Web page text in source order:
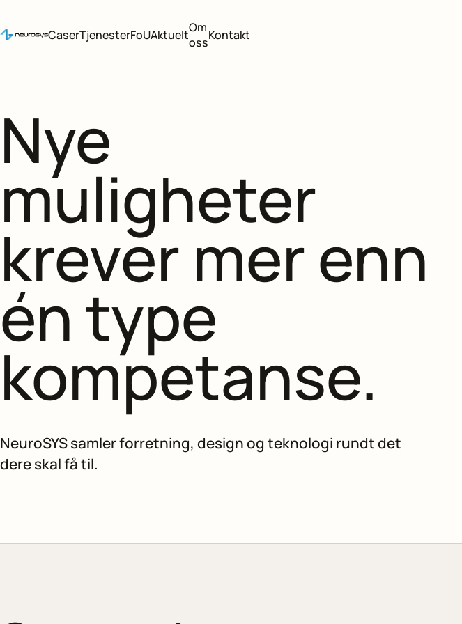
CaserTjenesterFoUAktueltOm
ossKontakt
Nye
muligheter
krever mer enn
én type
kompetanse.
NeuroSYS samler forretning, design og teknologi rundt det
dere skal få til.